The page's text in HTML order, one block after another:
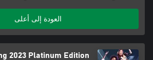
العودة إلى أعلى
2023 Platinum Edition